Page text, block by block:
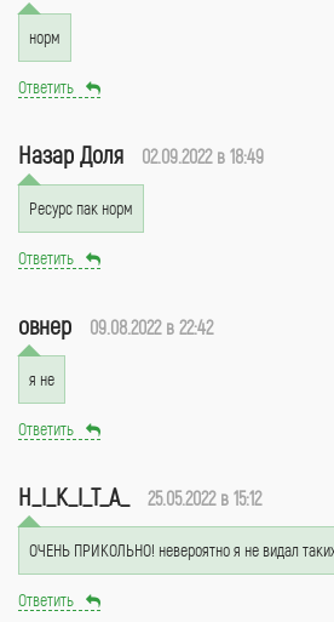
норм
Ответить
Назар Доля 02.09.2022 в 18:49
Ресурс пак норм
Ответить
овнер 09.08.2022 в 22:42
я не
Ответить
H_I_K_I_T_A_ 25.05.2022 в 15:12
ОЧЕНЬ ПРИКОЛЬНО! невероятно я не видал
Ответить